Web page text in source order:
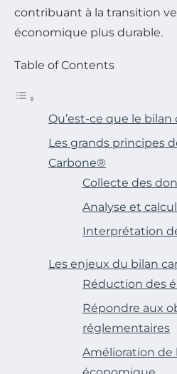
contribuant à la transition
économique plus durable.
Table of Contents
Qu’est-ce que le bilan
Les grands principes
Carbone®
Collecte des
Analyse et
Interprétation
Les enjeux du bilan
Réduction des
Répondre aux
réglementaires
Amélioration de